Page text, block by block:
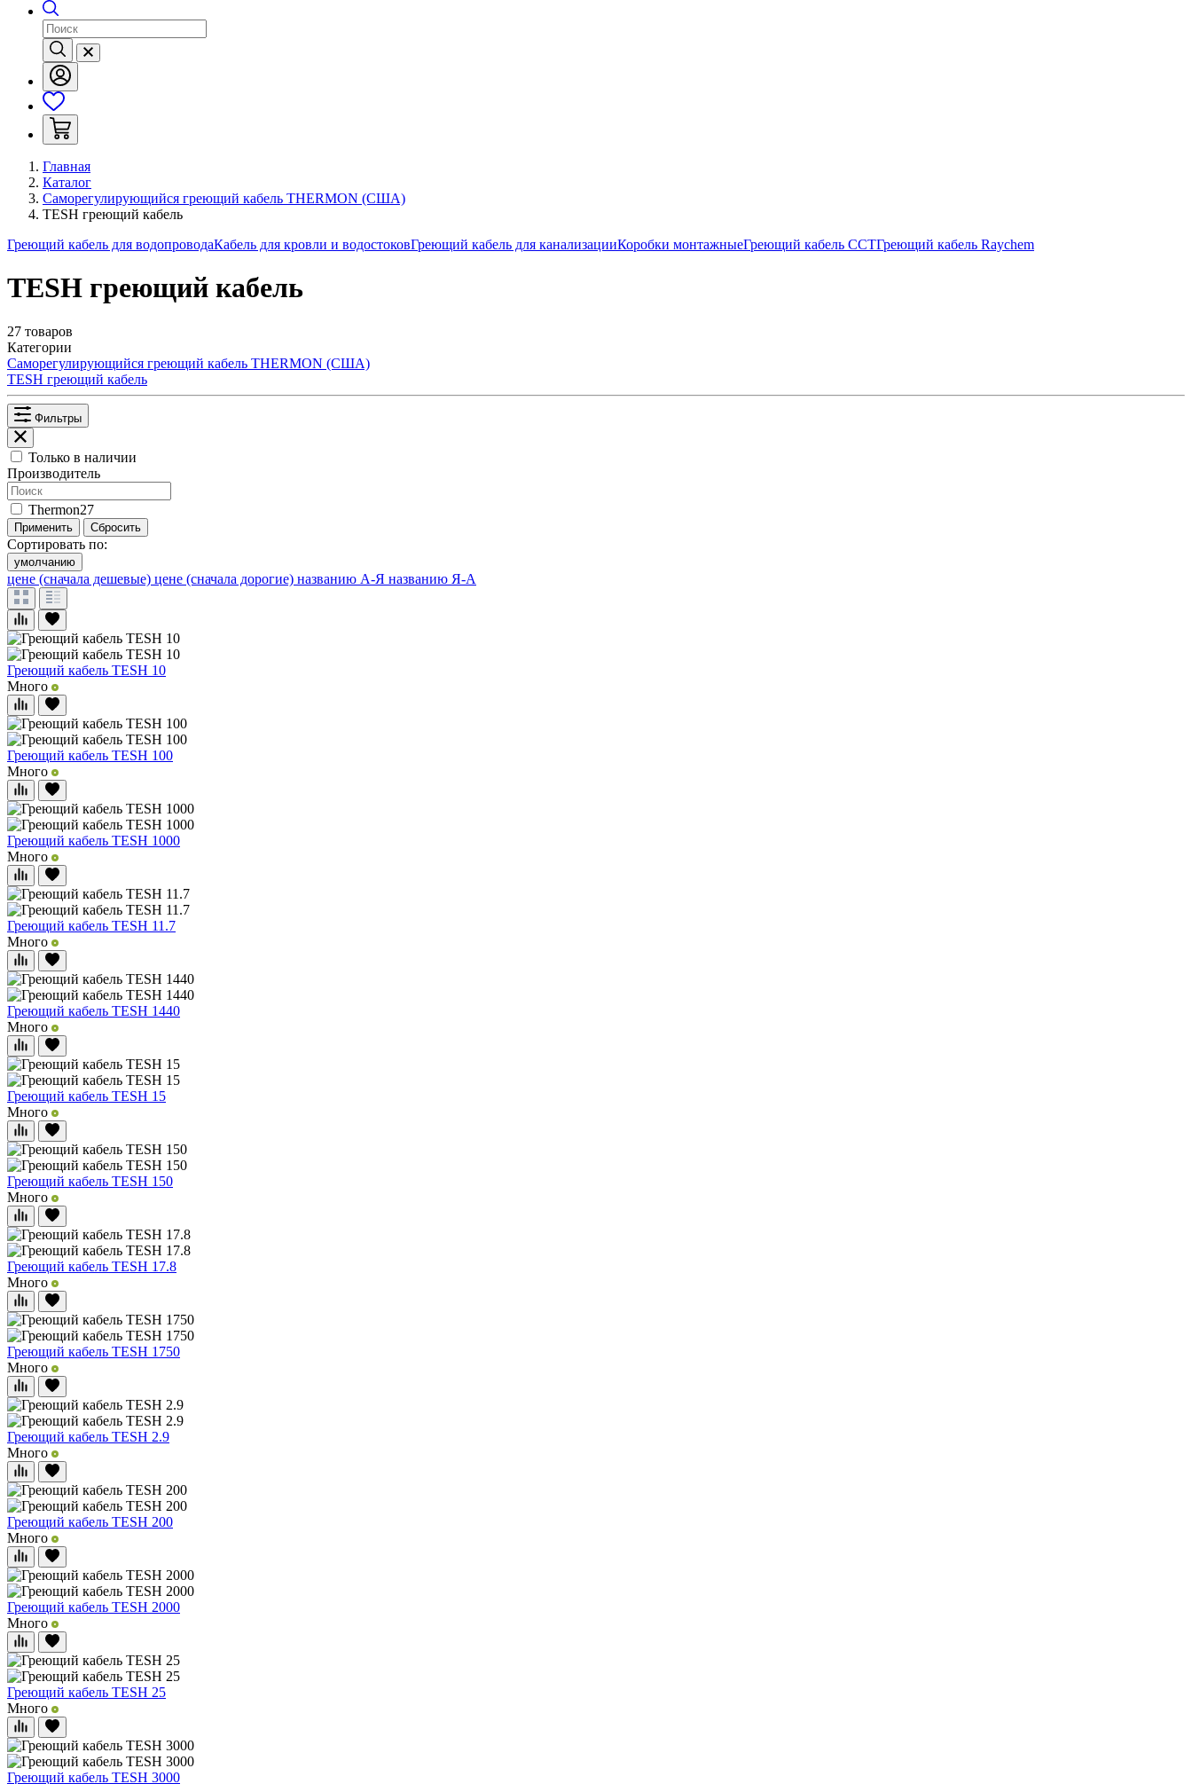
Главная
Каталог
Саморегулирующийся греющий кабель THERMON (США)
TESH греющий кабель
Греющий кабель для водопроводаКабель для кровли и водостоковГреющий кабель для канализацииКоробки монтажныеГреющий кабель ССТГреющий кабель Raychem
TESH греющий кабель
27 товаров
Категории
Саморегулирующийся греющий кабель THERMON (США)
TESH греющий кабель
Фильтры
Только в наличии
Производитель
Thermon27
Применить Сбросить
Сортировать по:
умолчанию
цене (сначала дешевые) цене (сначала дорогие) названию А-Я названию Я-А
Греющий кабель TESH 10
Много
Греющий кабель TESH 100
Много
Греющий кабель TESH 1000
Много
Греющий кабель TESH 11.7
Много
Греющий кабель TESH 1440
Много
Греющий кабель TESH 15
Много
Греющий кабель TESH 150
Много
Греющий кабель TESH 17.8
Много
Греющий кабель TESH 1750
Много
Греющий кабель TESH 2.9
Много
Греющий кабель TESH 200
Много
Греющий кабель TESH 2000
Много
Греющий кабель TESH 25
Много
Греющий кабель TESH 3000